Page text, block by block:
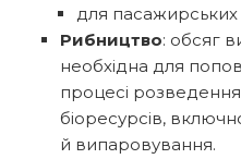
для
Рибництво: обсяг
необхідна для
процесі
біоресурсів,
й випаровування.